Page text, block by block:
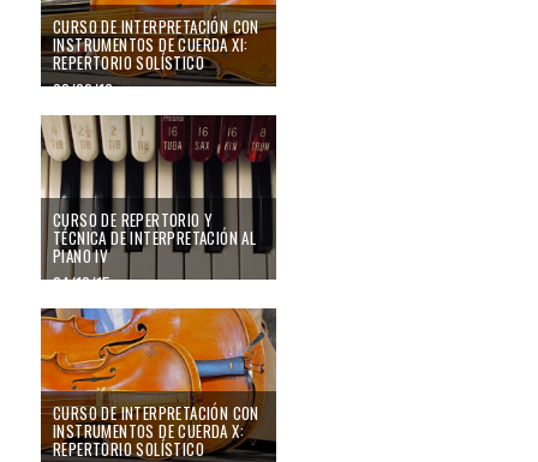
CURSO DE INTERPRETACIÓN CON
INSTRUMENTOS DE CUERDA XI:
REPERTORIO SOLÍSTICO
02/02/16
CURSO DE REPERTORIO Y
TÉCNICA DE INTERPRETACIÓN AL
PIANO IV
24/10/15
CURSO DE INTERPRETACIÓN CON
INSTRUMENTOS DE CUERDA X:
REPERTORIO SOLÍSTICO